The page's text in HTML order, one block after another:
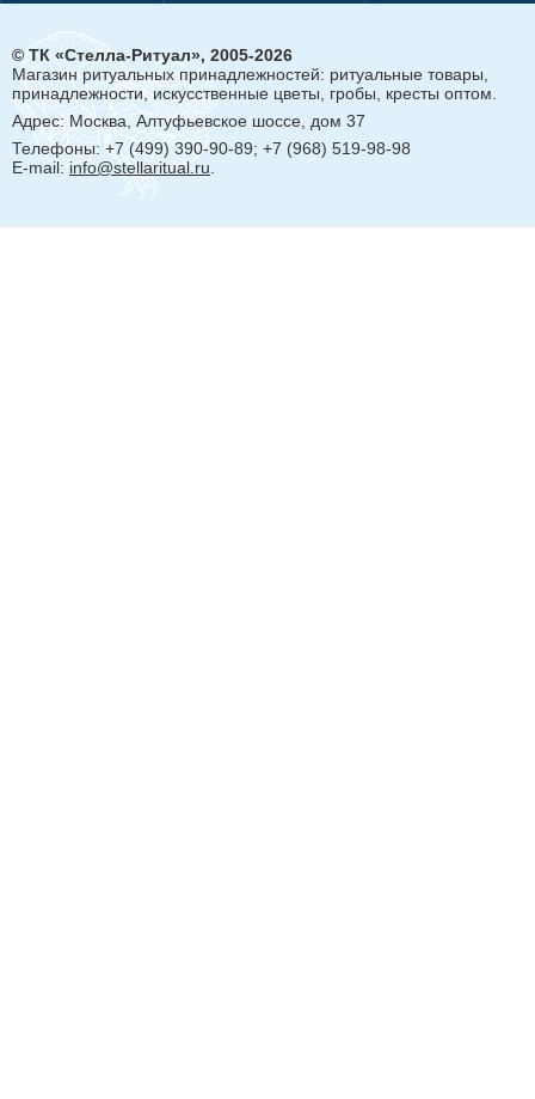
© ТК «Стелла-Ритуал», 2005-2026
Магазин ритуальных принадлежностей: ритуальные товары,
принадлежности, искусственные цветы, гробы, кресты оптом.
Адрес:Москва, Алтуфьевское шоссе, дом 37
Телефоны: +7 (499) 390-90-89; +7 (968) 519-98-98
E-mail:info@stellaritual.ru